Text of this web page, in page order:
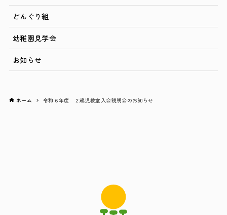
どんぐり組
幼稚園見学会
お知らせ
ホーム 令和６年度 ２歳児教室入会説明会のお知らせ